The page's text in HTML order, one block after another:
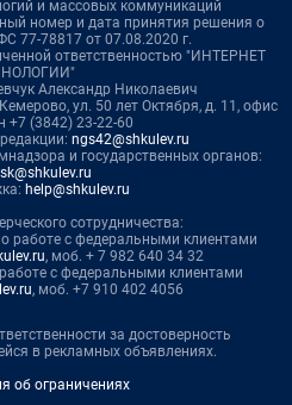
и массовых коммуникаций
номер и дата принятия решения о
77-78817 от 07.08.2020 г.
ответственностью "ИНТЕРНЕТ
Александр Николаевич
ул. 50 лет Октября, д. 11, офис
+7 (3842) 23-22-60
ngs42@shkulev.ru
и государственных органов:
help@shkulev.ru
сотрудничества:
работе с федеральными клиентами
, моб. + 7 982 640 34 32
с федеральными клиентами
, моб. +7 910 402 4056
за достоверность
в рекламных объявлениях.
об ограничениях